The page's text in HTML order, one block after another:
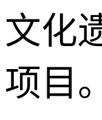
文化
项目。